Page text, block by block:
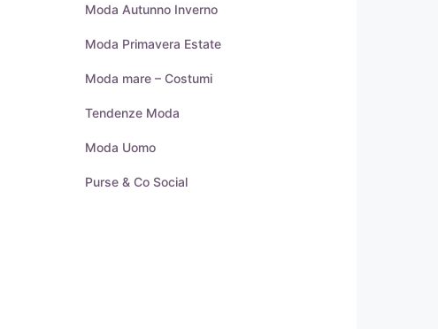
Moda Autunno Inverno
Moda Primavera Estate
Moda mare – Costumi
Tendenze Moda
Moda Uomo
Purse & Co Social